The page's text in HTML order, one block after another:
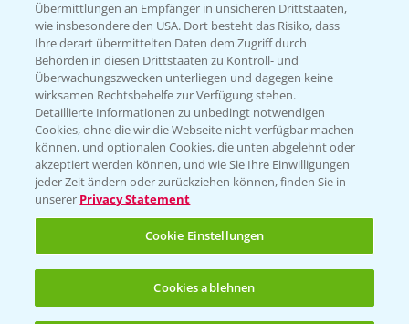
Hilfe in Notfällen
T.+49 (0)214/30-20220
Folgen Sie uns
Übermittlungen an Empfänger in unsicheren Drittstaaten,
wie insbesondere den USA. Dort besteht das Risiko, dass
Ihre derart übermittelten Daten dem Zugriff durch
Behörden in diesen Drittstaaten zu Kontroll- und
Überwachungszwecken unterliegen und dagegen keine
wirksamen Rechtsbehelfe zur Verfügung stehen.
Detaillierte Informationen zu unbedingt notwendigen
Cookies, ohne die wir die Webseite nicht verfügbar machen
können, und optionalen Cookies, die unten abgelehnt oder
akzeptiert werden können, und wie Sie Ihre Einwilligungen
jeder Zeit ändern oder zurückziehen können, finden Sie in
unserer Privacy Statement
Cookie Einstellungen
Cookies ablehnen